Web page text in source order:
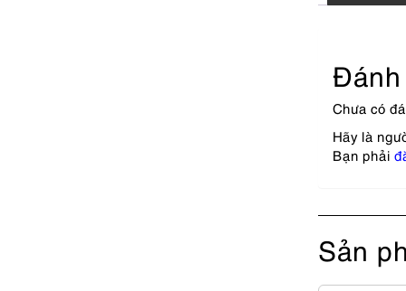
Chưa có
Hãy là
Bạn phải
Sản